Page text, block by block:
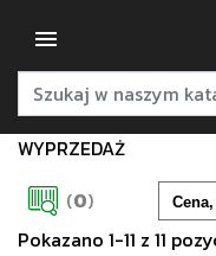
WYPRZEDAŻ
(0)
Pokazano 1-11 z 11